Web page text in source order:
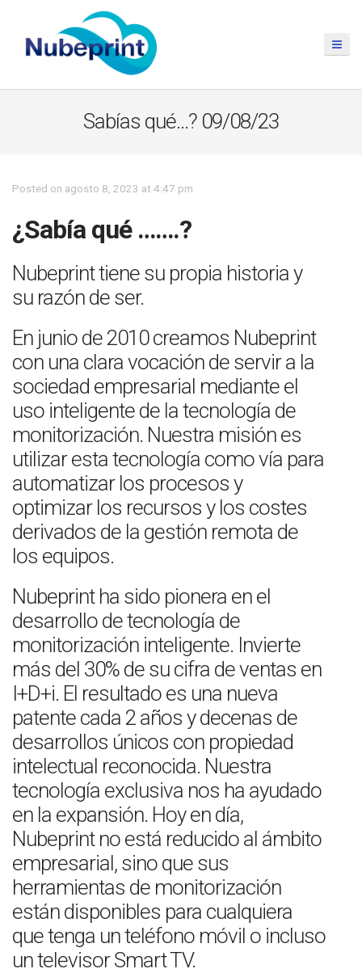
Sabías qué…? 09/08/23
Posted on agosto 8, 2023 at 4:47 pm
¿Sabía qué …….?
Nubeprint tiene su propia historia y
su razón de ser.
En junio de 2010 creamos Nubeprint
con una clara vocación de servir a la
sociedad empresarial mediante el
uso inteligente de la tecnología de
monitorización. Nuestra misión es
utilizar esta tecnología como vía para
automatizar los procesos y
optimizar los recursos y los costes
derivados de la gestión remota de
los equipos.
Nubeprint ha sido pionera en el
desarrollo de tecnología de
monitorización inteligente. Invierte
más del 30% de su cifra de ventas en
I+D+i. El resultado es una nueva
patente cada 2 años y decenas de
desarrollos únicos con propiedad
intelectual reconocida. Nuestra
tecnología exclusiva nos ha ayudado
en la expansión. Hoy en día,
Nubeprint no está reducido al ámbito
empresarial, sino que sus
herramientas de monitorización
están disponibles para cualquiera
que tenga un teléfono móvil o incluso
un televisor Smart TV.